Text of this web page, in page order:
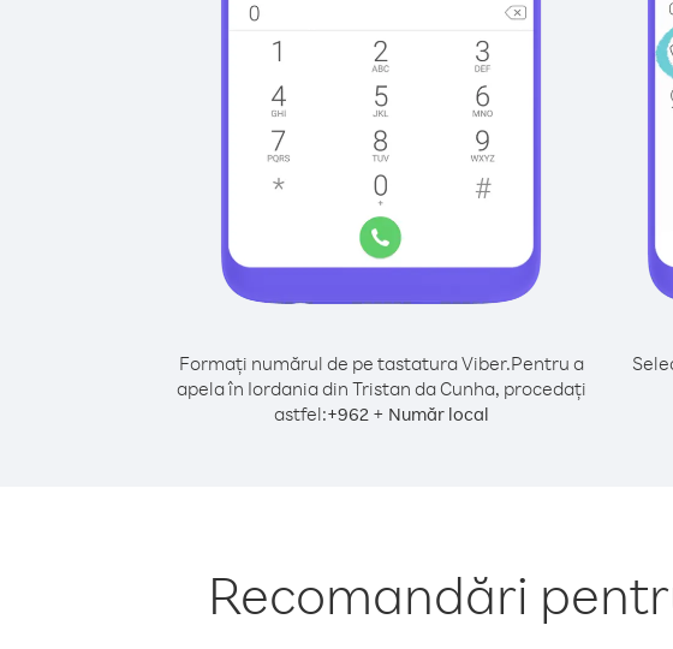
Formați numărul de pe tastatura Viber.Pentru a
apela în Iordania din Tristan da Cunha, procedați
astfel:+962+ Număr local
Recomandări